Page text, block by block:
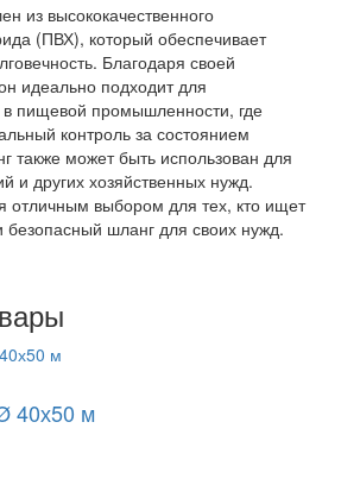
из высококачественного
(ПВХ), который обеспечивает
Благодаря своей
идеально подходит для
в пищевой промышленности, где
контроль за состоянием
также может быть использован для
и других хозяйственных нужд.
отличным выбором для тех, кто ищет
безопасный шланг для своих нужд.
40х50 м